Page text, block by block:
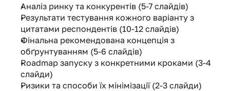
Аналіз ринку та конкурентів (5-7 слайдів)
Результати тестування кожного варіанту з
цитатами респондентів (10-12 слайдів)
Фінальна рекомендована концепція з
обґрунтуванням (5-6 слайдів)
Roadmap запуску з конкретними кроками (3-4
слайди)
Ризики та способи їх мінімізації (2-3 слайди)